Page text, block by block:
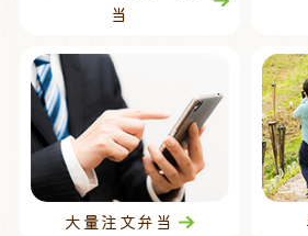
当
大量注文弁当